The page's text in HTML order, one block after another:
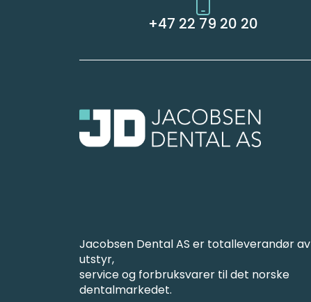
+47 22 79 20 20
Jacobsen Dental AS er totalleverandør av
utstyr,
service og forbruksvarer til det norske
dentalmarkedet.